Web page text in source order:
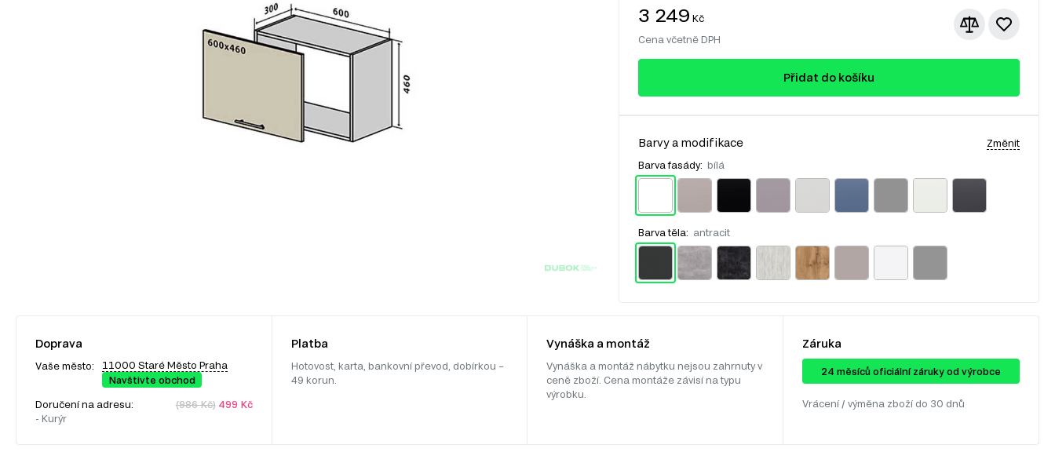
3 249 Kč
Cena včetně DPH
Přidat do košíku
Barvy a modifikace Změnit
Barva fasády: bílá
Barva těla: antracit
Doprava
Vaše město:
11000 Staré Město Praha
Navštivte obchod
Doručení na adresu:
- Kurýr
(986 Kč)499 Kč
Platba
Hotovost, karta, bankovní převod, dobírkou –
49 korun.
Vynáška a montáž
Vynáška a montáž nábytku nejsou zahrnuty v
ceně zboží. Cena montáže závisí na typu
výrobku.
Záruka
24 ​​​​měsíců oficiální záruky od výrobce
Vrácení / výměna zboží do 30 dnů